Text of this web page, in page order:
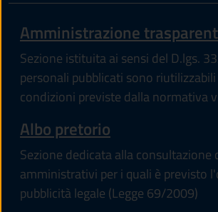
Amministrazione
Sezione istituita ai sensi del D.lgs.
personali pubblicati sono
condizioni previste dalla normativa
Albo pretorio
Sezione dedicata alla consultazione
amministrativi per i quali è previsto
pubblicità legale (Legge 69/2009)